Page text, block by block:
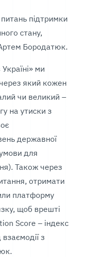
підтримки
стану,
Бородатюк.
ми
який кожен
чи великий –
на утиски з
державної
для
Також через
отримати
платформу
щоб врешті
Score – індекс
з